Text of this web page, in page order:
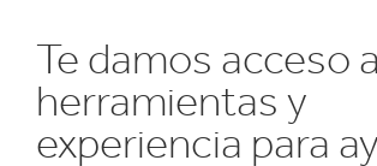
Te damos acceso
herramientas y
experiencia para